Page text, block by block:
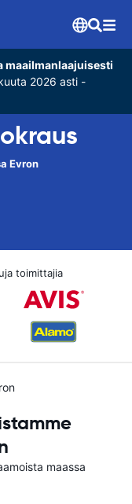
maailmanlaajuisesti
2026 asti -
Evron
toimittajia
maassa